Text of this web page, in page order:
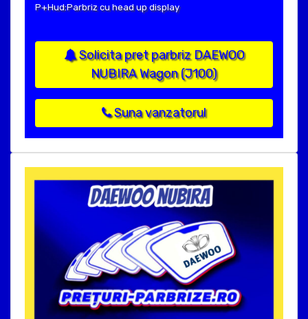
P+Hud:Parbriz cu head up display
Solicita pret parbriz DAEWOO
NUBIRA Wagon (J100)
Suna vanzatorul